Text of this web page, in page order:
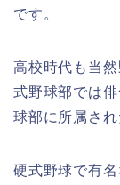
です。
高校時代も当
式野球部では
球部に所属され
硬式野球で有